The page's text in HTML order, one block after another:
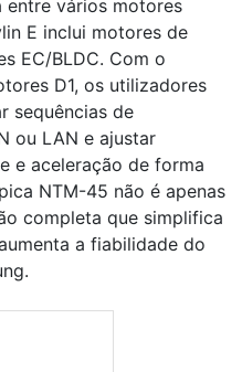
entre vários motores
E inclui motores de
EC/BLDC. Com o
D1, os utilizadores
sequências de
ou LAN e ajustar
e aceleração de forma
NTM-45 não é apenas
completa que simplifica
a fiabilidade do